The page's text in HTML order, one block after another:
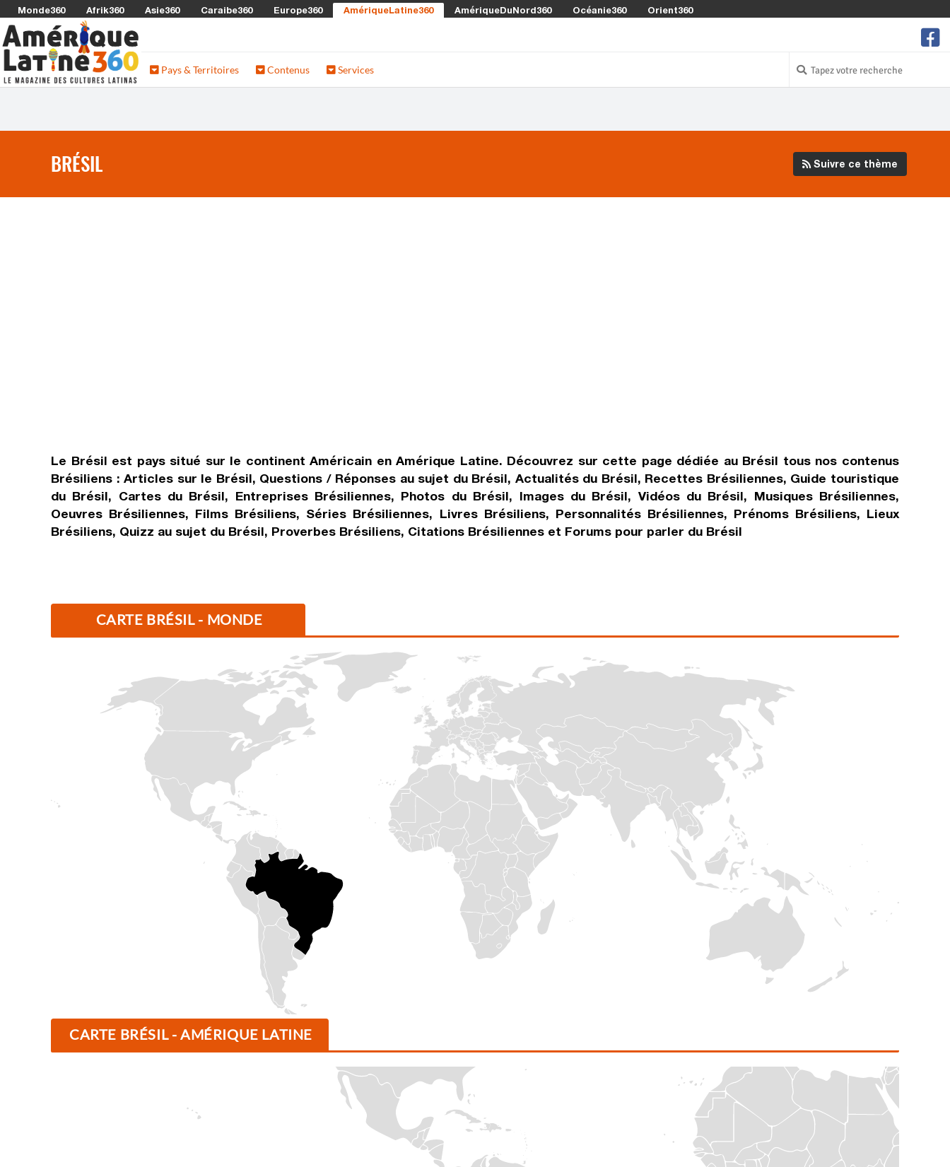
Monde360 Afrik360 Asie360 Caraibe360 Europe360 AmériqueLatine360 AmériqueDuNord360 Océanie360 Orient360
Pays & Territoires Contenus Services
BRÉSIL Suivre ce thème
Le Brésil est pays situé sur le continent Américain en Amérique Latine. Découvrez sur cette page dédiée au Brésil tous nos contenus
Brésiliens : Articles sur le Brésil, Questions / Réponses au sujet du Brésil, Actualités du Brésil, Recettes Brésiliennes, Guide touristique
du Brésil, Cartes du Brésil, Entreprises Brésiliennes, Photos du Brésil, Images du Brésil, Vidéos du Brésil, Musiques Brésiliennes,
Oeuvres Brésiliennes, Films Brésiliens, Séries Brésiliennes, Livres Brésiliens, Personnalités Brésiliennes, Prénoms Brésiliens, Lieux
Brésiliens, Quizz au sujet du Brésil, Proverbes Brésiliens, Citations Brésiliennes et Forums pour parler du Brésil
CARTE BRÉSIL - MONDE
CARTE BRÉSIL - AMÉRIQUE LATINE